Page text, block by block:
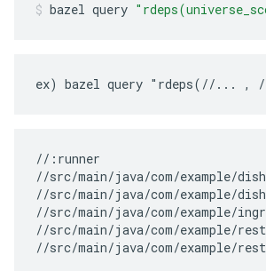
bazel query
//:runner
//src/main/java/com/example/
//src/main/java/com/example/
//src/main/java/com/example/
//src/main/java/com/example/